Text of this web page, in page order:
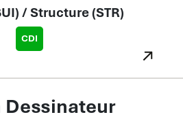
/ Structure (STR)
CDI
Dessinateur